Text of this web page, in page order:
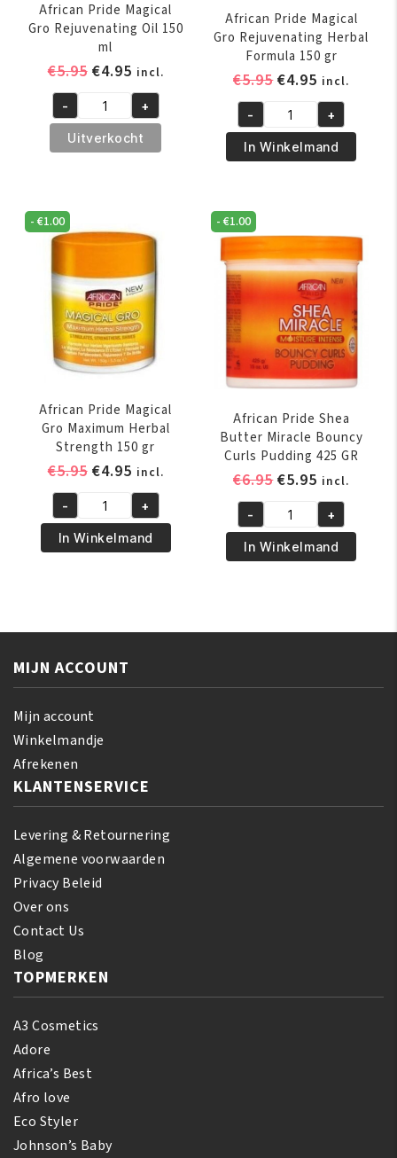
African Pride Magical
Gro Rejuvenating Oil 150
ml
€5.95 Oorspronkelijke
was:
€5.95.
€4.95Huidige
prijs
is:
€4.95.
incl.
African
Pride
Magical
Oil
150
aantal
- +
Uitverkocht
African Pride Magical
Gro Rejuvenating Herbal
Formula 150 gr
€5.95
was:
€5.95.
€4.95 Huidige
prijs
is:
€4.95.
incl.
African
Pride
Magical
Rejuvenating
Herbal
Formula
150
gr
aantal
- +
In Winkelmand
-€1.00
African Pride Magical
Gro Maximum Herbal
Strength 150 gr
€5.95 Oorspronkelijke
was:
€5.95.
€4.95Huidige
prijs
is:
€4.95.
incl.
African
Pride
Magical
150
gr
aantal
- +
In Winkelmand
-€1.00
African Pride Shea
Butter Miracle Bouncy
Curls Pudding 425 GR
€6.95
was:
€6.95.
€5.95 Huidige
prijs
is:
€5.95.
incl.
African
Pride
Shea
Bouncy
425
- +
In Winkelmand
MIJN ACCOUNT
Mijn account
Winkelmandje
Afrekenen
KLANTENSERVICE
Levering & Retournering
Algemene voorwaarden
Privacy Beleid
Over ons
Contact Us
Blog
TOPMERKEN
A3 Cosmetics
Adore
Africa’s Best
Afro love
Eco Styler
Johnson’s Baby